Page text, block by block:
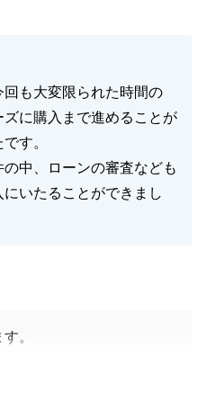
も大変限られた時間の
に購入まで進めることが
す。
中、ローンの審査なども
いたることができまし
。